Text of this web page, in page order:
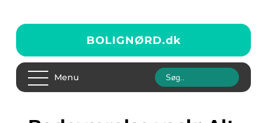
BOLIGNØRD.dk
Menu